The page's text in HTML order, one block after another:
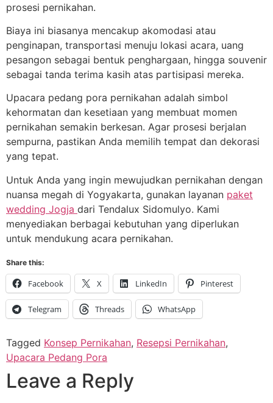
prosesi pernikahan.
Biaya ini biasanya mencakup akomodasi atau
penginapan, transportasi menuju lokasi acara, uang
pesangon sebagai bentuk penghargaan, hingga souvenir
sebagai tanda terima kasih atas partisipasi mereka.
Upacara pedang pora pernikahan adalah simbol
kehormatan dan kesetiaan yang membuat momen
pernikahan semakin berkesan. Agar prosesi berjalan
sempurna, pastikan Anda memilih tempat dan dekorasi
yang tepat.
Untuk Anda yang ingin mewujudkan pernikahan dengan
nuansa megah di Yogyakarta, gunakan layanan paket
wedding Jogja dari Tendalux Sidomulyo. Kami
menyediakan berbagai kebutuhan yang diperlukan
untuk mendukung acara pernikahan.
Share this:
Facebook X LinkedIn Pinterest
Telegram Threads WhatsApp
Tagged Konsep Pernikahan, Resepsi Pernikahan,
Upacara Pedang Pora
Leave a Reply